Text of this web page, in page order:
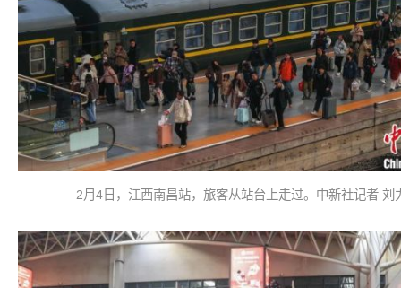
2月4日，江西南昌站，旅客从站台上走过。中新社记者 刘